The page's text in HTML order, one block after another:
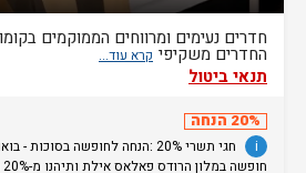
חדרים נעימים ומרווחים הממוקמים
החדרים משקיפי
תנאי ביטול
20% הנחה
i
חגי תשרי 20% :הנחה לחופשה